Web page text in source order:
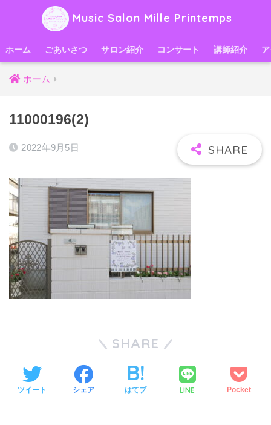
Music Salon Mille Printemps
ホーム ごあいさつ サロン紹介 コンサート 講師紹介
ホーム
11000196(2)
2022年9月5日
SHARE
ツイート シェア はてブ LINE Pocket